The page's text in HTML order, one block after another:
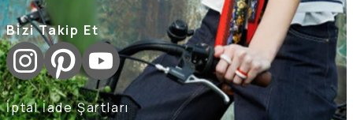
Bizi Takip Et
İptal İade Şartları